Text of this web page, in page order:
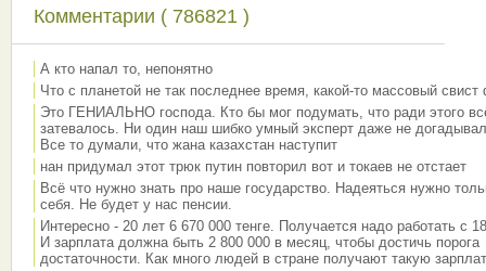
Комментарии ( 786821 )
А кто напал то, непонятно
Что с планетой не так последнее время, какой-то массовый свист
Это ГЕНИАЛЬНО господа. Кто бы мог подумать, что ради этого
затевалось. Ни один наш шибко умный эксперт даже не
Все то думали, что жана казахстан наступит
нан придумал этот трюк путин повторил вот и токаев не отстает
Всё что нужно знать про наше государство. Надеяться нужно
себя. Не будет у нас пенсии.
Интересно - 20 лет 6 670 000 тенге. Получается надо работать с
И зарплата должна быть 2 800 000 в месяц, чтобы достичь порога
достаточности. Как много людей в стране получают такую